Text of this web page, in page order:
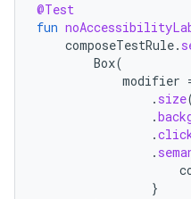
@Test
fun
composeTestRule.
Box(
modifier
. size
.
.
.
}